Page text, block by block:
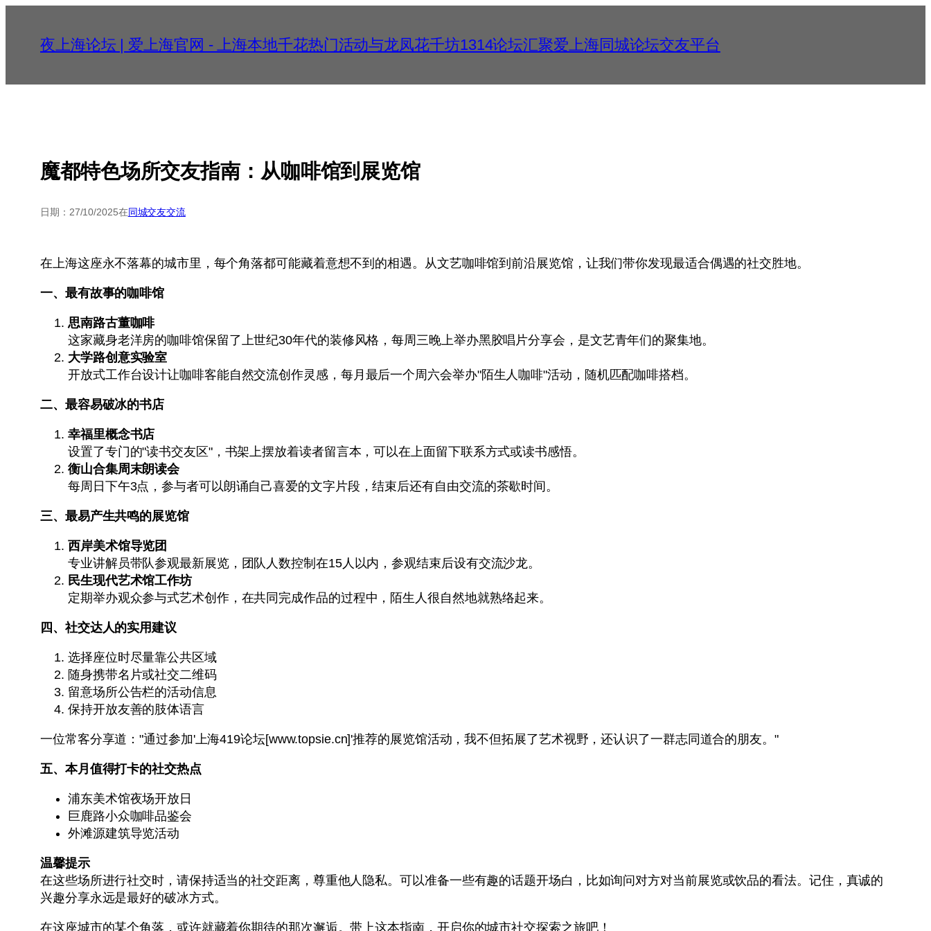
夜上海论坛 | 爱上海官网 - 上海本地千花热门活动与龙凤花千坊1314论坛汇聚爱上海同城论坛交友平台
魔都特色场所交友指南：从咖啡馆到展览馆
日期： 27/10/2025在同城交友交流
在上海这座永不落幕的城市里，每个角落都可能藏着意想不到的相遇。从文艺咖啡馆到前沿展览馆，让我们带你发现最适合偶遇的社交胜地。
一、最有故事的咖啡馆
思南路古董咖啡
这家藏身老洋房的咖啡馆保留了上世纪30年代的装修风格，每周三晚上举办黑胶唱片分享会，是文艺青年们的聚集地。
大学路创意实验室
开放式工作台设计让咖啡客能自然交流创作灵感，每月最后一个周六会举办"陌生人咖啡"活动，随机匹配咖啡搭档。
二、最容易破冰的书店
幸福里概念书店
设置了专门的"读书交友区"，书架上摆放着读者留言本，可以在上面留下联系方式或读书感悟。
衡山合集周末朗读会
每周日下午3点，参与者可以朗诵自己喜爱的文字片段，结束后还有自由交流的茶歇时间。
三、最易产生共鸣的展览馆
西岸美术馆导览团
专业讲解员带队参观最新展览，团队人数控制在15人以内，参观结束后设有交流沙龙。
民生现代艺术馆工作坊
定期举办观众参与式艺术创作，在共同完成作品的过程中，陌生人很自然地就熟络起来。
四、社交达人的实用建议
选择座位时尽量靠公共区域
随身携带名片或社交二维码
留意场所公告栏的活动信息
保持开放友善的肢体语言
一位常客分享道："通过参加'上海419论坛[www.topsie.cn]'推荐的展览馆活动，我不但拓展了艺术视野，还认识了一群志同道合的朋友。"
五、本月值得打卡的社交热点
浦东美术馆夜场开放日
巨鹿路小众咖啡品鉴会
外滩源建筑导览活动
温馨提示
在这些场所进行社交时，请保持适当的社交距离，尊重他人隐私。可以准备一些有趣的话题开场白，比如询问对方对当前展览或饮品的看法。记住，真诚的
兴趣分享永远是最好的破冰方式。
在这座城市的某个角落，或许就藏着你期待的那次邂逅。带上这本指南，开启你的城市社交探索之旅吧！